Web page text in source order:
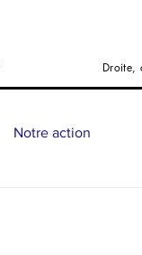
Droite,
Notre action